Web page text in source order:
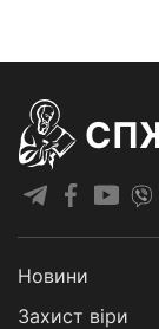
Новини
Захист віри